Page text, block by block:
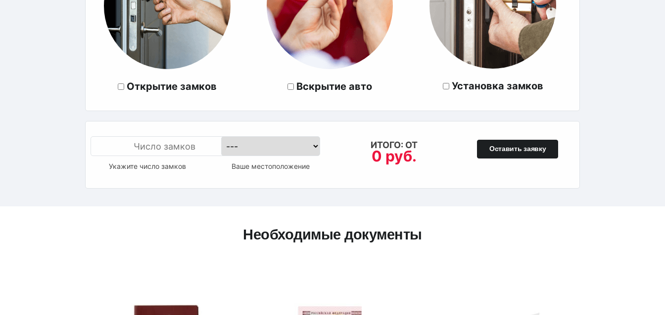
Открытие замков Вскрытие авто Установка замков
Укажите число замков Ваше местоположение
ИТОГО: ОТ
0 руб. Оставить заявку
Необходимые документы